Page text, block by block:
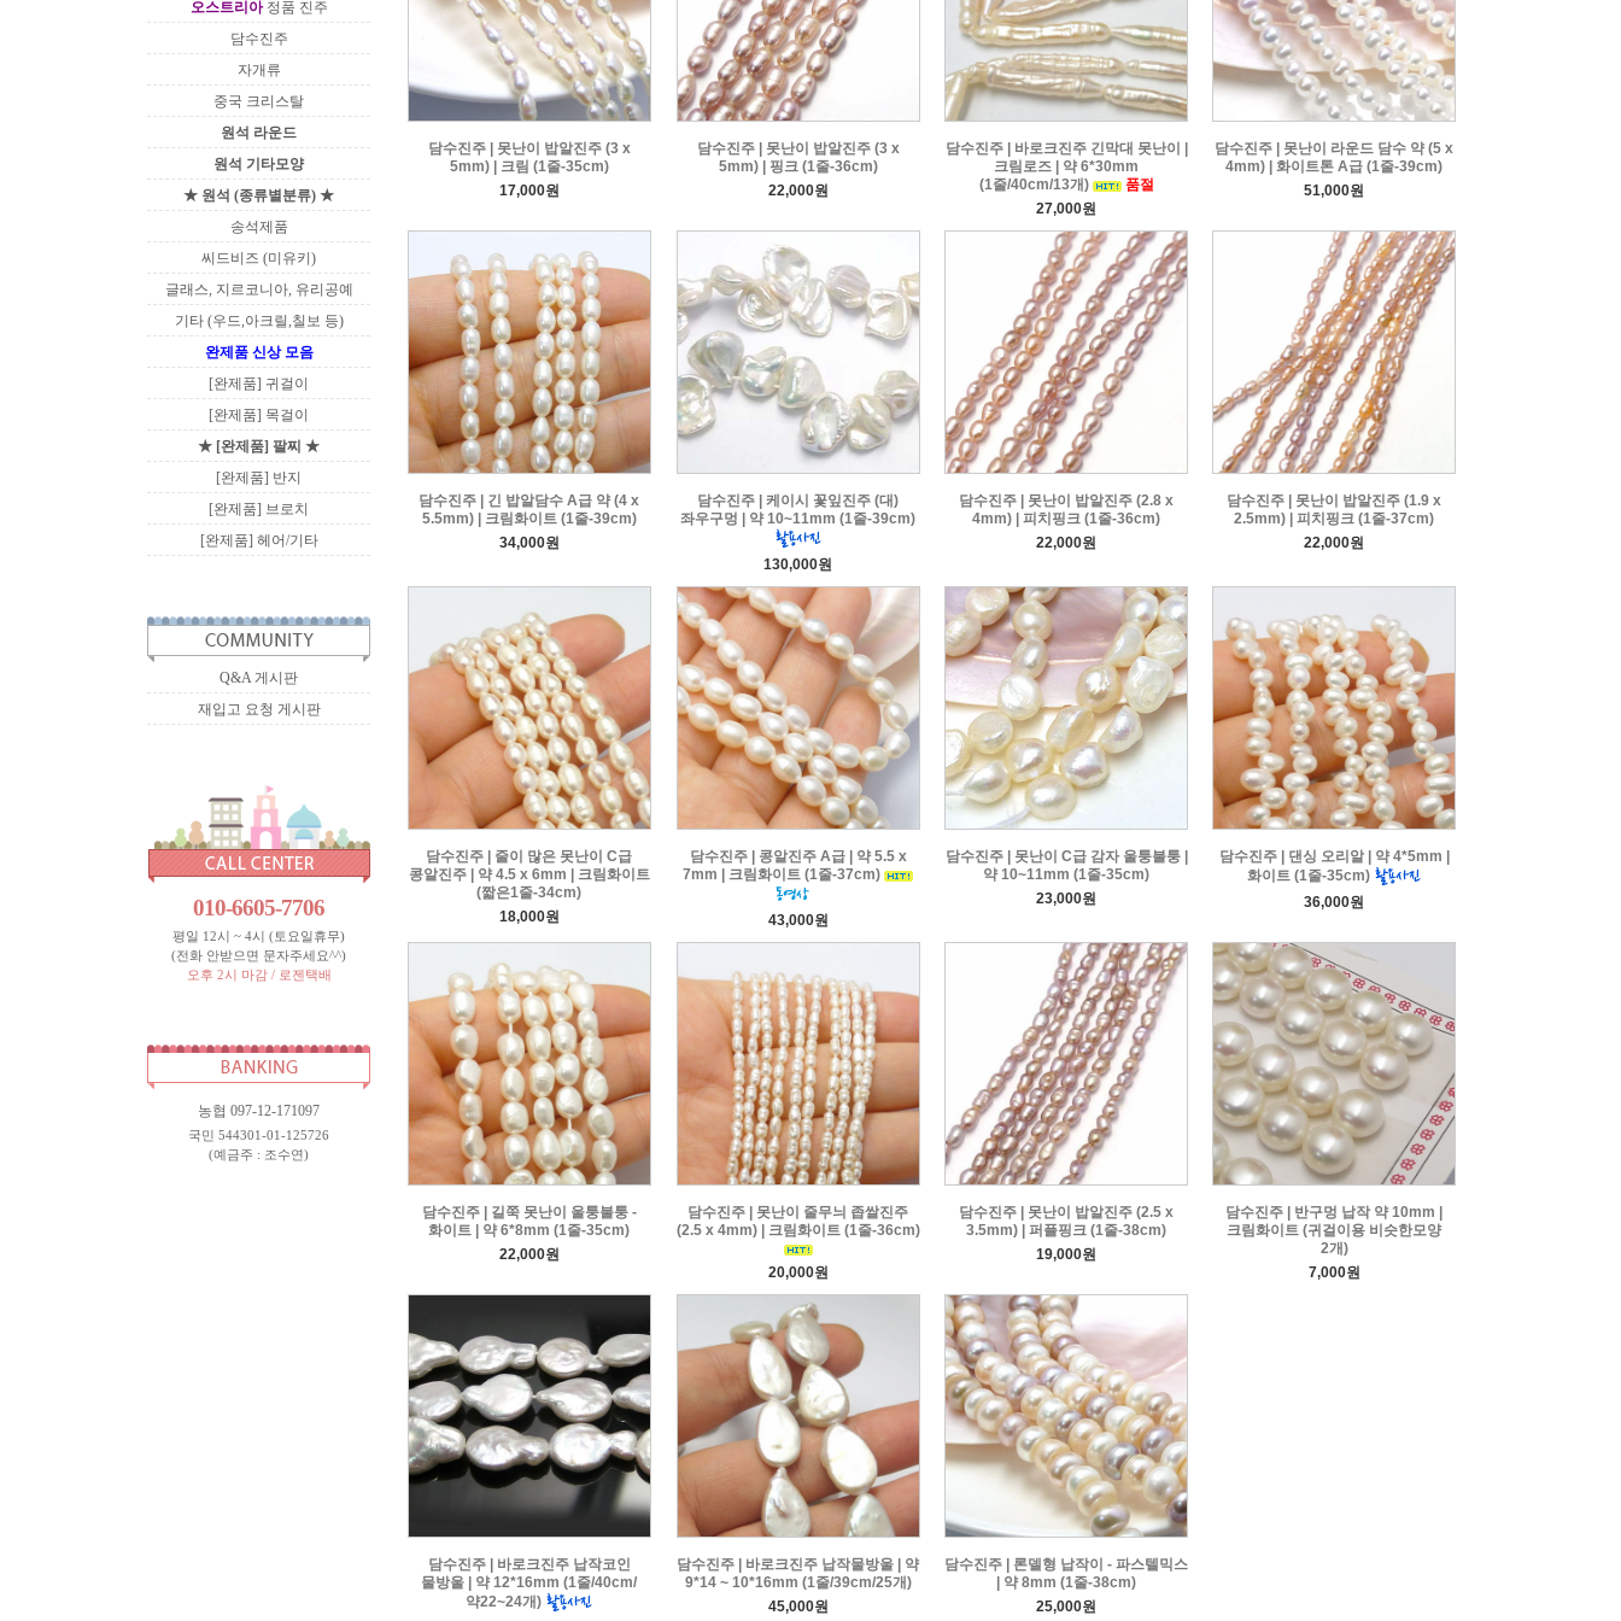
오스트리아정품 진주
담수진주
자개류
중국 크리스탈
원석 라운드
원석 기타모양
★ 원석 (종류별분류) ★
송석제품
씨드비즈 (미유키)
글래스, 지르코니아, 유리공예
기타 (우드,아크릴,칠보 등)
완제품 신상 모음
[완제품] 귀걸이
[완제품] 목걸이
★ [완제품] 팔찌 ★
[완제품] 반지
[완제품] 브로치
[완제품] 헤어/기타
Q&A 게시판
재입고 요청 게시판
010-6605-7706
평일 12시 ~ 4시 (토요일휴무)
(전화 안받으면 문자주세요^^)
오후 2시 마감 / 로젠택배
농협 097-12-171097
국민 544301-01-125726
(예금주 : 조수연)
담수진주 | 못난이 밥알진주 (3 x
5mm) | 크림 (1줄-35cm)
17,000원
담수진주 | 못난이 밥알진주 (3 x
5mm) | 핑크 (1줄-36cm)
22,000원
담수진주 | 바로크진주 긴막대 못난이 |
크림로즈 | 약 6*30mm
(1줄/40cm/13개)
품절
27,000원
담수진주 | 못난이 라운드 담수 약 (5 x
4mm) | 화이트톤 A급 (1줄-39cm)
51,000원
담수진주 | 긴 밥알담수 A급 약 (4 x
5.5mm) | 크림화이트 (1줄-39cm)
34,000원
담수진주 | 케이시 꽃잎진주 (대)
좌우구멍 | 약 10~11mm (1줄-39cm)
130,000원
담수진주 | 못난이 밥알진주 (2.8 x
4mm) | 피치핑크 (1줄-36cm)
22,000원
담수진주 | 못난이 밥알진주 (1.9 x
2.5mm) | 피치핑크 (1줄-37cm)
22,000원
담수진주 | 줄이 많은 못난이 C급
콩알진주 | 약 4.5 x 6mm | 크림화이트
(짧은1줄-34cm)
18,000원
담수진주 | 콩알진주 A급 | 약 5.5 x
7mm | 크림화이트 (1줄-37cm)
43,000원
담수진주 | 못난이 C급 감자 울퉁불퉁 |
약 10~11mm (1줄-35cm)
23,000원
담수진주 | 댄싱 오리알 | 약 4*5mm |
화이트 (1줄-35cm)
36,000원
담수진주 | 길쭉 못난이 울퉁불퉁 -
화이트 | 약 6*8mm (1줄-35cm)
22,000원
담수진주 | 못난이 줄무늬 좁쌀진주
(2.5 x 4mm) | 크림화이트 (1줄-36cm)
20,000원
담수진주 | 못난이 밥알진주 (2.5 x
3.5mm) | 퍼플핑크 (1줄-38cm)
19,000원
담수진주 | 반구멍 납작 약 10mm |
크림화이트 (귀걸이용 비슷한모양
2개)
7,000원
담수진주 | 바로크진주 납작코인
물방울 | 약 12*16mm (1줄/40cm/
약22~24개)
담수진주 | 바로크진주 납작물방울 | 약
9*14 ~ 10*16mm (1줄/39cm/25개)
45,000원
담수진주 | 론델형 납작이 - 파스텔믹스
| 약 8mm (1줄-38cm)
25,000원